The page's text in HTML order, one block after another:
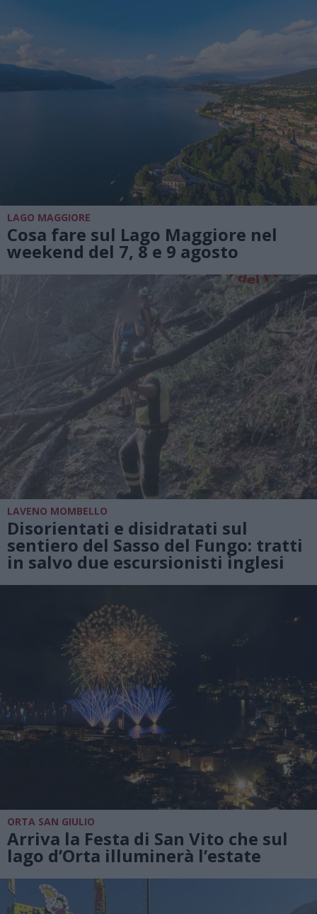
LAGO MAGGIORE
Cosa fare sul Lago Maggiore nel
weekend del 7, 8 e 9 agosto
LAVENO MOMBELLO
Disorientati e disidratati sul
sentiero del Sasso del Fungo: tratti
in salvo due escursionisti inglesi
ORTA SAN GIULIO
Arriva la Festa di San Vito che sul
lago d’Orta illuminerà l’estate